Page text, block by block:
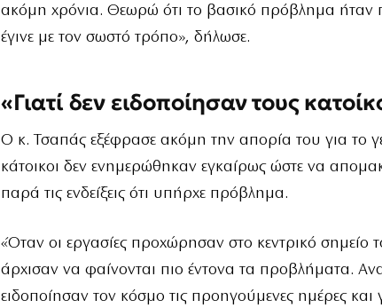
ακόμη χρόνια. Θεωρώ ότι το βασικό πρόβλημα ήταν
έγινε με τον σωστό τρόπο», δήλωσε.
«Γιατί δεν ειδοποίησαν τους
Ο κ. Τσαπάς εξέφρασε ακόμη την απορία του για το
κάτοικοι δεν ενημερώθηκαν εγκαίρως ώστε να
παρά τις ενδείξεις ότι υπήρχε πρόβλημα.
«Όταν οι εργασίες προχώρησαν στο κεντρικό σημείο
άρχισαν να φαίνονται πιο έντονα τα προβλήματα.
ειδοποίησαν τον κόσμο τις προηγούμενες ημέρες και